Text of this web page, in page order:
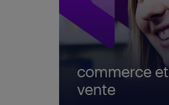
commerce et
vente